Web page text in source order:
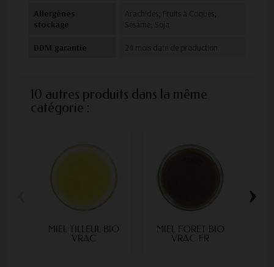
Allergènes
stockage
Arachides; Fruits à Coques;
Sésame; Soja
DDM garantie 24 mois date de production
10 autres produits dans la même
catégorie :
MIEL TILLEUL BIO
VRAC
MIEL FORÊT BIO
VRAC FR
›